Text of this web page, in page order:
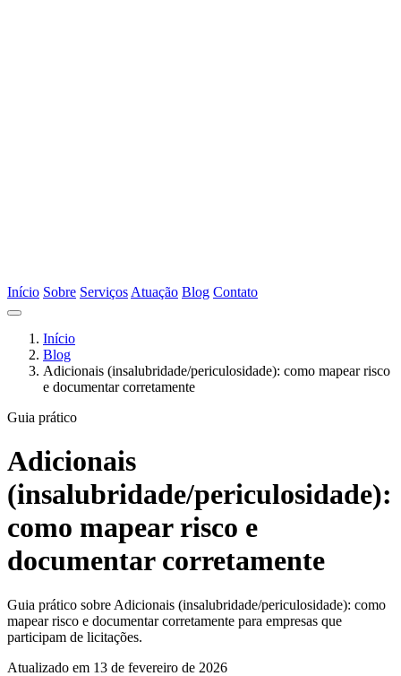
Início Sobre Serviços Atuação Blog Contato
Início
Blog
Adicionais (insalubridade/periculosidade): como mapear risco
e documentar corretamente
Guia prático
Adicionais
(insalubridade/periculosidade):
como mapear risco e
documentar corretamente
Guia prático sobre Adicionais (insalubridade/periculosidade): como
mapear risco e documentar corretamente para empresas que
participam de licitações.
Atualizado em 13 de fevereiro de 2026